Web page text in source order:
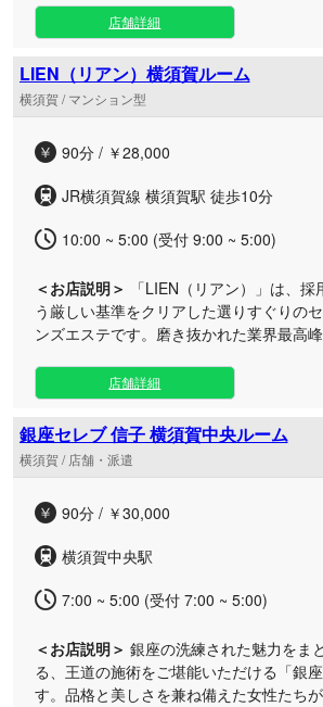
れた非現実的な完全プライベート空間は
溜まった疲れをリフレッシュしたい方に最
りやお出かけの合間など、お好きな時間帯
ご利用いただけます。贅沢な空間で受ける
ートメントは、これまでにない心地よさと
さい。
店舗詳細
LIEN（リアン）横須賀ルーム
横須賀 / マンション型
90分 / ￥28,000
JR横須賀線 横須賀駅 徒歩10分
10:00 ~ 5:00 (受付 9:00 ~ 5:00)
＜お店説明＞
「LIEN（リアン）」は、
う厳しい基準をクリアした選りすぐりの
ンズエステです。磨き抜かれた業界最高
から解放され、心身ともに深く癒やされ
けて、上質で洗練されたプライベート空間
した。日本人女性ならではのきめ細やかな
成された極上のトリートメントで凝り固ま
ほぐします。 お仕事帰りのリフレッシュとしてはもちろん、
用いただけます。落ち着いたエリアに位置
い。スタッフ一同、皆様のお越しを心より
す。
店舗詳細
銀座セレブ 信子 横須賀中央ルーム
横須賀 / 店舗・派遣
90分 / ￥30,000
横須賀中央駅
7:00 ~ 5:00 (受付 7:00 ~ 5:00)
＜お店説明＞ 銀座の洗練された魅力をま
る、王道の施術をご堪能いただける「銀
す。品格と美しさを兼ね備えた女性たち